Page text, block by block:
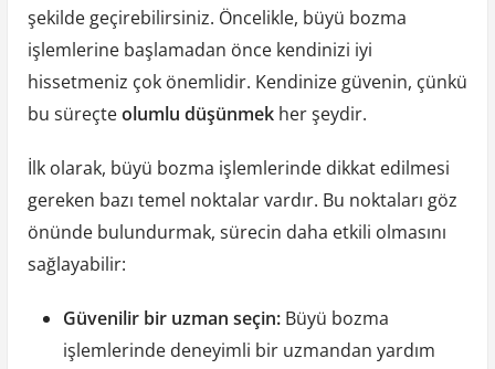
şekilde geçirebilirsiniz. Öncelikle, büyü bozma
işlemlerine başlamadan önce kendinizi iyi
hissetmeniz çok önemlidir. Kendinize güvenin, çünkü
bu süreçteolumlu düşünmekher şeydir.
İlk olarak, büyü bozma işlemlerinde dikkat edilmesi
gereken bazı temel noktalar vardır. Bu noktaları göz
önünde bulundurmak, sürecin daha etkili olmasını
sağlayabilir:
Güvenilir bir uzman seçin:Büyü bozma
işlemlerinde deneyimli bir uzmandan yardım